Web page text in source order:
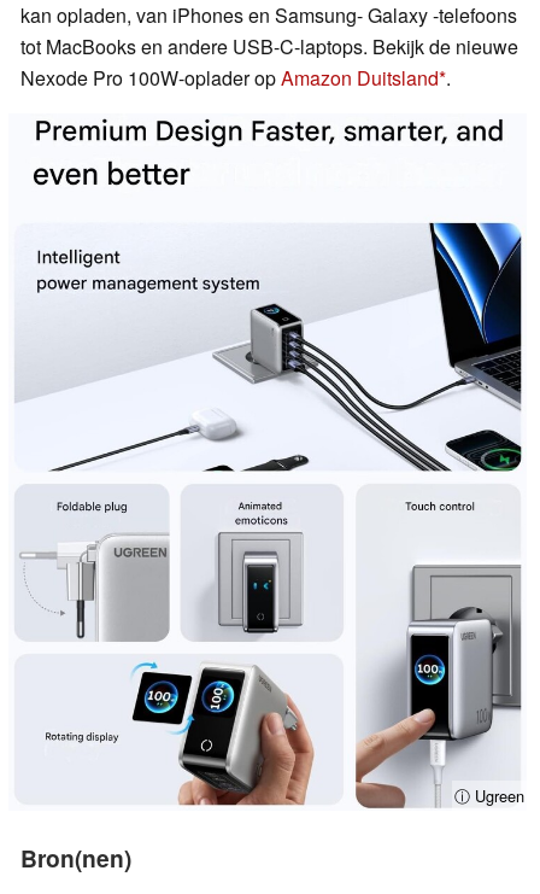
kan opladen, van iPhones en Samsung- Galaxy -telefoons
tot MacBooks en andere USB-C-laptops. Bekijk de nieuwe
Nexode Pro 100W-oplader opAmazon Duitsland .
ⓘ Ugreen
Bron(nen)